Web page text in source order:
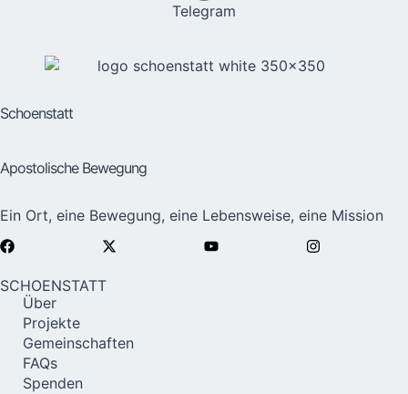
Telegram
Schoenstatt
Apostolische Bewegung
Ein Ort, eine Bewegung, eine Lebensweise, eine Mission
SCHOENSTATT
Über
Projekte
Gemeinschaften
FAQs
Spenden